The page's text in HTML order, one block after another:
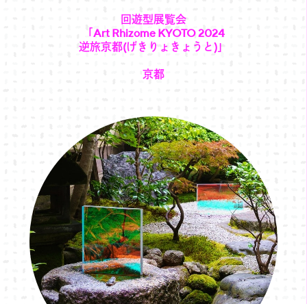
回遊型展覧会
「Art Rhizome KYOTO 2024
逆旅京都(げきりょきょうと)」
京都